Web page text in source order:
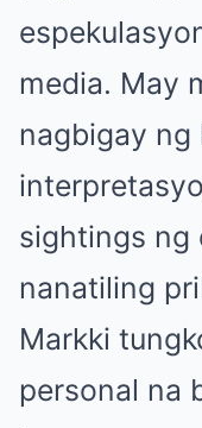
media. May
nagbigay
sightings ng
nanatiling
Markki
personal na